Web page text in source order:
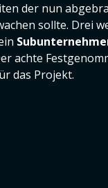
der nun
sollte. Drei
achte
das Projekt.